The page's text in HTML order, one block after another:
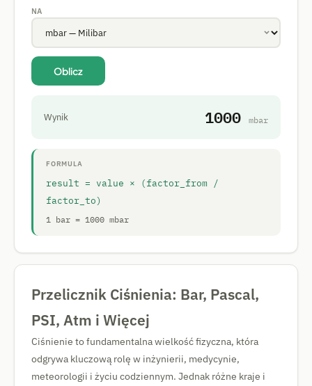
NA
Oblicz
Wynik 1000 mbar
FORMULA
result = value × (factor_from /
factor_to)
1 bar = 1000 mbar
Przelicznik Ciśnienia: Bar, Pascal,
PSI, Atm i Więcej
Ciśnienie to fundamentalna wielkość fizyczna, która
odgrywa kluczową rolę w inżynierii, medycynie,
meteorologii i życiu codziennym. Jednak różne kraje i